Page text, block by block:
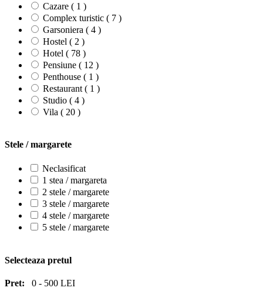
Cazare ( 1 )
Complex turistic ( 7 )
Garsoniera ( 4 )
Hostel ( 2 )
Hotel ( 78 )
Pensiune ( 12 )
Penthouse ( 1 )
Restaurant ( 1 )
Studio ( 4 )
Vila ( 20 )
Stele / margarete
Neclasificat
1 stea / margareta
2 stele / margarete
3 stele / margarete
4 stele / margarete
5 stele / margarete
Selecteaza pretul
Pret: 0 - 500 LEI